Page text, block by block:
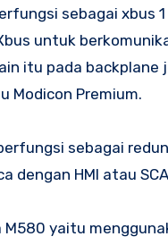
sebagai xbus
untuk
itu pada
Modicon Premium.
sebagai
dengan HMI atau
yaitu